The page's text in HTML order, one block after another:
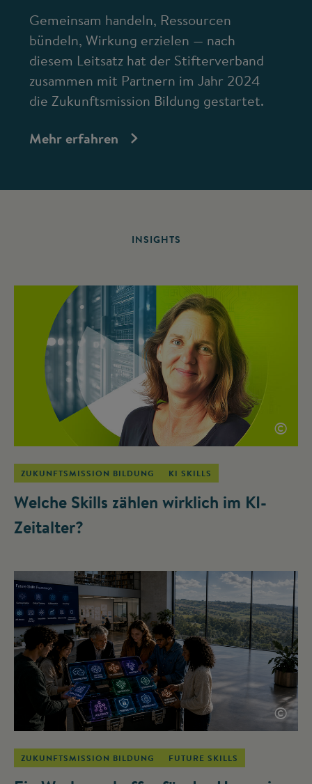
Gemeinsam handeln, Ressourcen
bündeln, Wirkung erzielen — nach
diesem Leitsatz hat der Stifterverband
zusammen mit Partnern im Jahr 2024
die Zukunftsmission Bildung gestartet.
Mehr erfahren
INSIGHTS
©
ZUKUNFTSMISSION BILDUNG KI SKILLS
Welche Skills zählen wirklich im KI-
Zeitalter?
©
ZUKUNFTSMISSION BILDUNG FUTURE SKILLS